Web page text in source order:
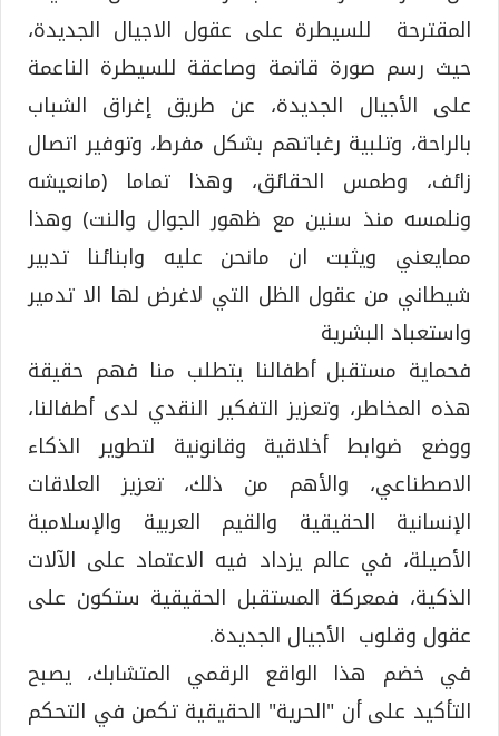
المقترحة للسيطرة على عقول الاجيال الجديدة،
حيث رسم صورة قاتمة وصاعقة للسيطرة الناعمة
على الأجيال الجديدة، عن طريق إغراق الشباب
بالراحة، وتلبية رغباتهم بشكل مفرط، وتوفير اتصال
زائف، وطمس الحقائق، وهذا تماما (مانعيشه
ونلمسه منذ سنين مع ظهور الجوال والنت) وهذا
ممايعني ويثبت ان مانحن عليه وابنائنا تدبير
شيطاني من عقول الظل التي لاغرض لها الا تدمير
واستعباد البشرية
فحماية مستقبل أطفالنا يتطلب منا فهم حقيقة
هذه المخاطر، وتعزيز التفكير النقدي لدى أطفالنا،
ووضع ضوابط أخلاقية وقانونية لتطوير الذكاء
الاصطناعي، والأهم من ذلك، تعزيز العلاقات
الإنسانية الحقيقية والقيم العربية والإسلامية
الأصيلة، في عالم يزداد فيه الاعتماد على الآلات
الذكية، فمعركة المستقبل الحقيقية ستكون على
عقول وقلوب الأجيال الجديدة.
في خضم هذا الواقع الرقمي المتشابك، يصبح
التأكيد على أن "الحرية" الحقيقية تكمن في التحكم